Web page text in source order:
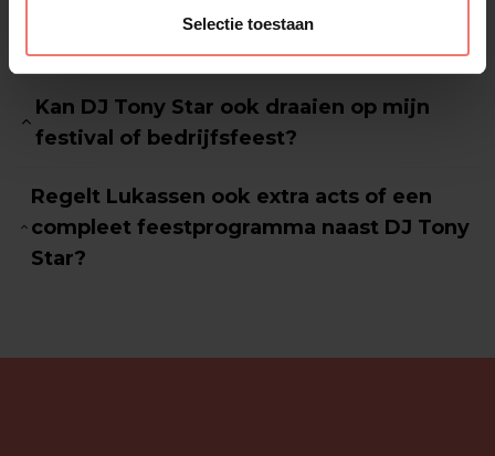
Selectie toestaan
Waar is DJ Tony Star bekend van?
Kan DJ Tony Star ook draaien op mijn
festival of bedrijfsfeest?
Regelt Lukassen ook extra acts of een
compleet feestprogramma naast DJ Tony
Star?